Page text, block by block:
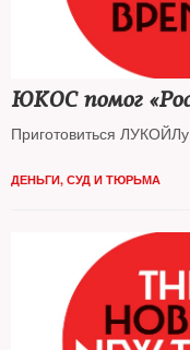
ЮКОС помог
Приготовиться
ДЕНЬГИ, СУД И ТЮРЬМА